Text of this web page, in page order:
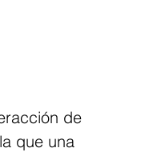
de
que una